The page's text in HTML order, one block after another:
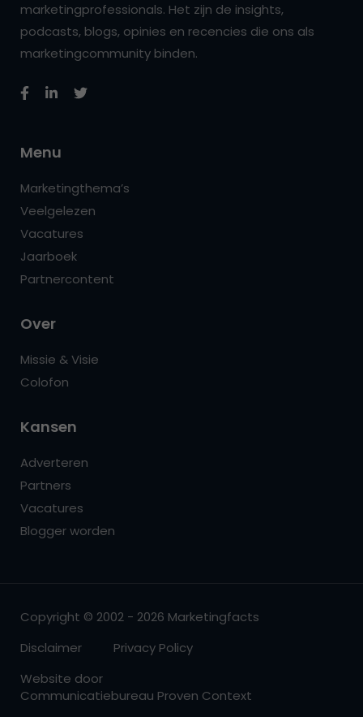
marketingprofessionals. Het zijn de insights,
podcasts, blogs, opinies en recencies die ons als
marketingcommunity binden.
Menu
Marketingthema’s
Veelgelezen
Vacatures
Jaarboek
Partnercontent
Over
Missie & Visie
Colofon
Kansen
Adverteren
Partners
Vacatures
Blogger worden
Copyright © 2002 - 2026 Marketingfacts
Disclaimer
Privacy Policy
Website door
Communicatiebureau Proven Context